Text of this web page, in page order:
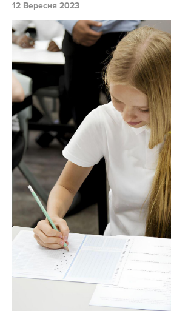
12 Вересня 2023